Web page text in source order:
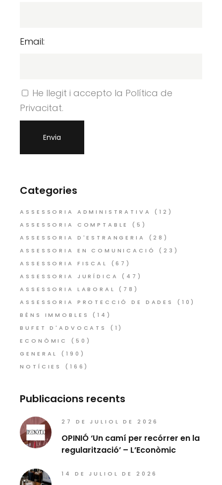
Email:
He llegit i accepto la Política de
Privacitat.
Categories
ASSESSORIA ADMINISTRATIVA
(12)
ASSESSORIA COMPTABLE
(5)
ASSESSORIA D'ESTRANGERIA
(28)
ASSESSORIA EN COMUNICACIÓ
(23)
ASSESSORIA FISCAL
(67)
ASSESSORIA JURÍDICA
(47)
ASSESSORIA LABORAL
(78)
ASSESSORIA PROTECCIÓ DE DADES
(10)
BÉNS IMMOBLES
(14)
BUFET D'ADVOCATS
(1)
ECONÒMIC
(50)
GENERAL
(190)
NOTÍCIES
(166)
Publicacions recents
27 DE JULIOL DE 2026
OPINIÓ ‘Un camí per recórrer en la
regularització’ – L’Econòmic
14 DE JULIOL DE 2026